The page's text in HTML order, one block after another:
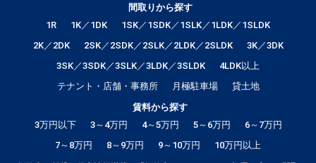
間取りから探す
1R
1K／1DK
1SK／1SDK／1SLK／1LDK／1SLDK
2K／2DK
2SK／2SDK／2SLK／2LDK／2SLDK
3K／3DK
3SK／3SDK／3SLK／3LDK／3SLDK
4LDK以上
テナント・店舗・事務所
月極駐車場
貸土地
賃料から探す
3万円以下
3～4万円 4～5万円 5～6万円
6～7万円
7～8万円
8～9万円 9～10万円 10万円以上